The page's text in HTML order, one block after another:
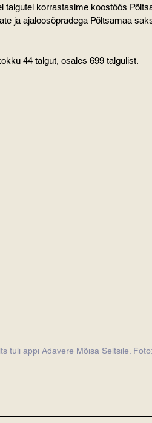
talgutel korrastasime koostöös
ja ajaloosõpradega Põltsamaa
44 talgut, osales 699 talgulist.
tuli appi Adavere Mõisa Seltsile.